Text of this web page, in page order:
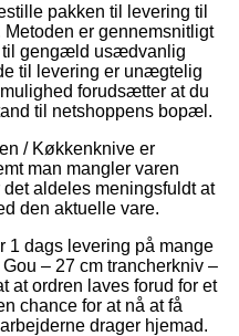
pakken til levering til
er gennemsnitligt
til gengæld usædvanlig
til levering er unægtelig
forudsætter at du
til netshoppens bopæl.
/ Køkkenknive er
man mangler varen
aldeles meningsfuldt at
den aktuelle vare.
1 dags levering på mange
– 27 cm trancherkniv –
at ordren laves forud for et
chance for at nå at få
drager hjemad.